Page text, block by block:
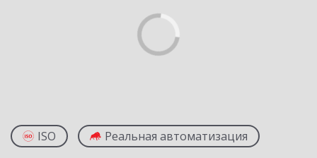
ISO Реальная автоматизация